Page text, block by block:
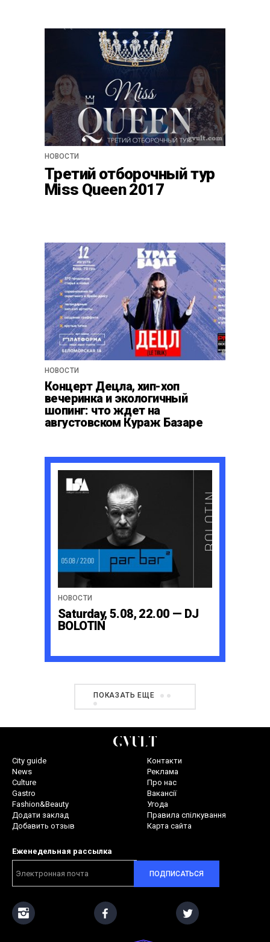
НОВОСТИ
Третий отборочный тур
Miss Queen 2017
НОВОСТИ
Концерт Децла, хип-хоп
вечеринка и экологичный
шопинг: что ждет на
августовском Кураж Базаре
НОВОСТИ
Saturday, 5.08, 22.00 — DJ
BOLOTIN
ПОКАЗАТЬ ЕЩЕ
City guide
News
Culture
Gastro
Fashion&Beauty
Додати заклад
Добавить отзыв
Контакти
Реклама
Про нас
Вакансії
Угода
Правила спілкування
Карта сайта
Еженедельная рассылка
ПОДПИСАТЬСЯ